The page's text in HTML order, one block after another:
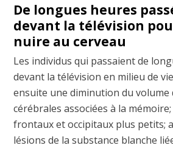
De longues heures
devant la télévision
nuire au cerveau
Les individus qui passaient de
devant la télévision en milieu de
ensuite une diminution du volume
cérébrales associées à la
frontaux et occipitaux plus petits;
lésions de la substance blanche